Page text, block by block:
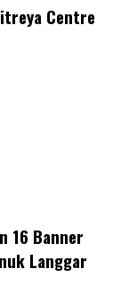
Centre
16 Banner
Langgar